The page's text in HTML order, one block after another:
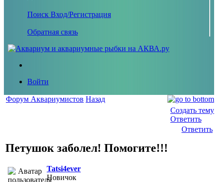
Поиск Вход/Регистрация
Обратная связь
Войти
Форум Аквариумистов Назад
Создать тему
Ответить
Ответить
Петушок заболел! Помогите!!!
Tatsi4ever
Новичок